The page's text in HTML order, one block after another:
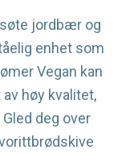
jordbær og
enhet som
Vegan kan
høy kvalitet,
deg over